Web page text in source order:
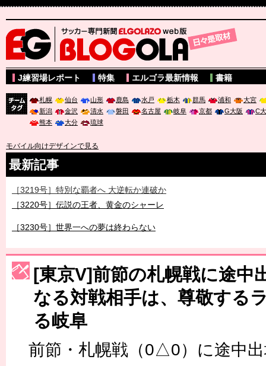
サッカー専門新聞ELGOLAZO web版 BLOGOLA
J練習場レポート 特集 エルゴラ最新情報 書籍
札幌 仙台 山形 鹿島 水戸 栃木 群馬 浦和
大宮
新潟
金沢 清水 磐田 名古屋 岐阜 京都 G大阪
C
熊本
大分 琉球
モバイル向けデザインで見る
最新記事
［3219号］特別な覇者へ 大逆転か連破か
［3220号］伝説の王者、黄金のシャーレ
［3230号］世界一への夢は終わらない
［3223号］一丸。日本出陣
［3222号］史上最大のW杯開幕 注目は「個」
長谷川 アーリアジャスールさんがシンポジウム「気候変動から命
[東京V]前節の札幌戦に途中
なる対戦相手は、尊敬する
る岐阜
前節・札幌戦（0△0）に途中